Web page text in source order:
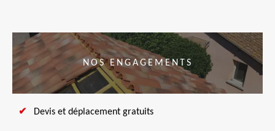
NOS ENGAGEMENTS
Devis et déplacement gratuits